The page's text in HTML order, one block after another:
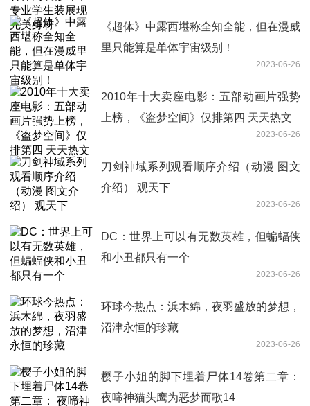
《超体》中露西堪称全知全能，但在漫威
里只能算是单体宇宙级别！
2023-06-26
2010年十大卖座电影：五部动画片强势
上榜，《盗梦空间》仅排第四 天天热文
2023-06-26
刀剑神域系列观看顺序介绍（动漫 图文
介绍） 观天下
2023-06-26
DC：世界上可以有无数英雄，但蝙蝠侠
和小丑都只有一个
2023-06-26
环球今热点：浜木綿，夜羽盛放的梦想，
沼津永恒的珍藏
2023-06-26
樱子小姐的脚下埋着尸体14卷第二章：
夜啼神猫头鹰为恶梦而歌14